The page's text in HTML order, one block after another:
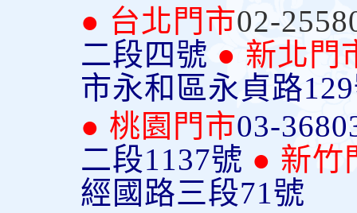
● 台北門市02-
二段四號 ● 新北門
市永和區永貞路
● 桃園門市03-
二段1137號 ● 新竹
經國路三段71號